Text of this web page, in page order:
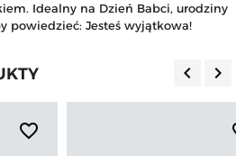
Idealny na Dzień Babci, urodziny
powiedzieć: Jesteś wyjątkowa!
keyboard_arrow_left keyboard_arrow_right
favorite_border